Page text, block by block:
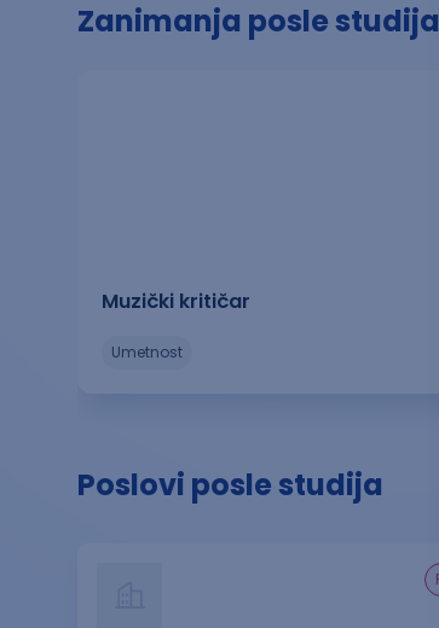
Zanimanja posle studija
Muzički kritičar
umetnost
Poslovi posle studija